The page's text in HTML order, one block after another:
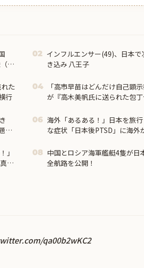
動
02 インフルエンサー(49)、日本
き込み 八王子
た
行
04
「高市早苗はどんだけ自己顕
が『高木美帆氏に送られた包
に
06 海外「あるある！」日本を旅
な症状「日本後PTSD」に海外
」
相
08 中国とロシア海軍艦艇4隻が
全航路を公開！
qa00b2wKC2